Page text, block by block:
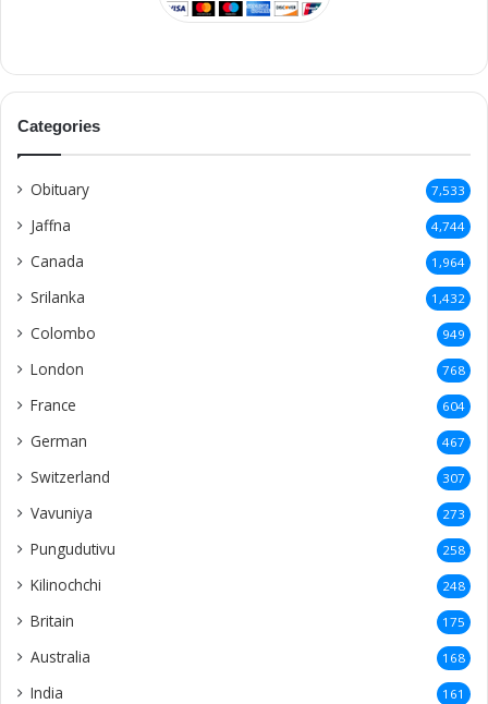
Categories
Obituary 7,533
Jaffna 4,744
Canada 1,964
Srilanka 1,432
Colombo 949
London 768
France 604
German 467
Switzerland 307
Vavuniya 273
Pungudutivu 258
Kilinochchi 248
Britain 175
Australia 168
India 161